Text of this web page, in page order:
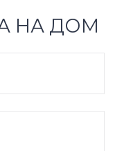
НА ДОМ